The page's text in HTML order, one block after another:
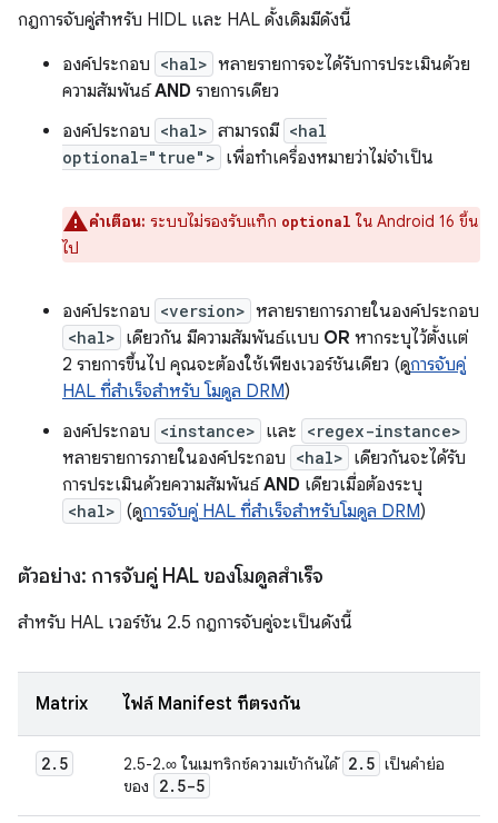
กฎการจับคู่สำหรับ HIDL และ HAL ดั้งเดิมมีดังนี้
องค์ประกอบ <hal> หลายรายการจะได้รับการประเมินด้วย
ความสัมพันธ์AND รายการเดียว
องค์ประกอบ <hal> สามารถมี <hal
optional="true"> เพื่อทำเครื่องหมายว่าไม่จำเป็น
คำเตือน: ระบบไม่รองรับแท็ก optional ใน Android 16 ขึ้น
ไป
องค์ประกอบ <version> หลายรายการภายในองค์ประกอบ
<hal> เดียวกัน มีความสัมพันธ์แบบ OR หากระบุไว้ตั้งแต่
2 รายการขึ้นไป คุณจะต้องใช้เพียงเวอร์ชันเดียว (ดูการจับคู่
HAL ที่สำเร็จสำหรับ โมดูล DRM)
องค์ประกอบ <instance> และ <regex-instance>
หลายรายการภายในองค์ประกอบ <hal> เดียวกันจะได้รับ
การประเมินด้วยความสัมพันธ์AND เดียวเมื่อต้องระบุ
<hal> (ดูการจับคู่ HAL ที่สำเร็จสำหรับโมดูล DRM)
ตัวอย่าง: การจับคู่ HAL ของโมดูลสำเร็จ
สำหรับ HAL เวอร์ชัน 2.5 กฎการจับคู่จะเป็นดังนี้
Matrix ไฟล์ Manifest ที่ตรงกัน
2. 5 2.5-2.∞ ในเมทริกซ์ความเข้ากันได้ 2. 5 เป็นคำย่อ
ของ
2. 5-5